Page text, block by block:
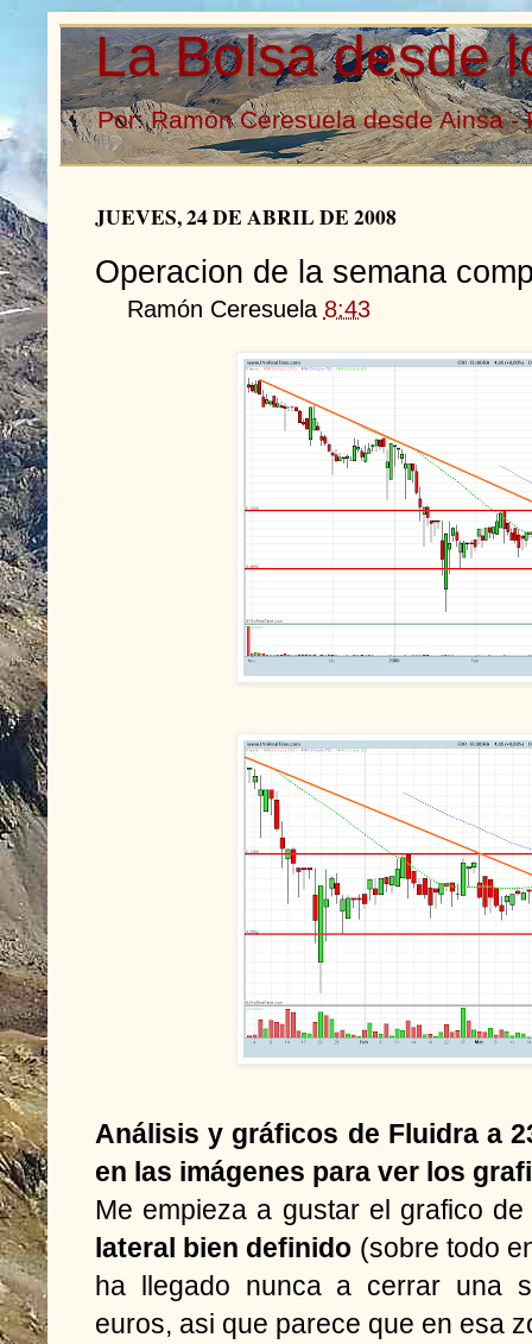
La Bolsa desde
Por: Ramón Ceresuela desde Ainsa -
JUEVES, 24 DE ABRIL DE 2008
Operacion de la semana
Ramón Ceresuela 8:43
Análisis y gráficos de Fluidra a
en las imágenes para ver los
Me empieza a gustar el grafico
lateral bien definido (sobre todo
ha llegado nunca a cerrar una
euros, asi que parece que en esa